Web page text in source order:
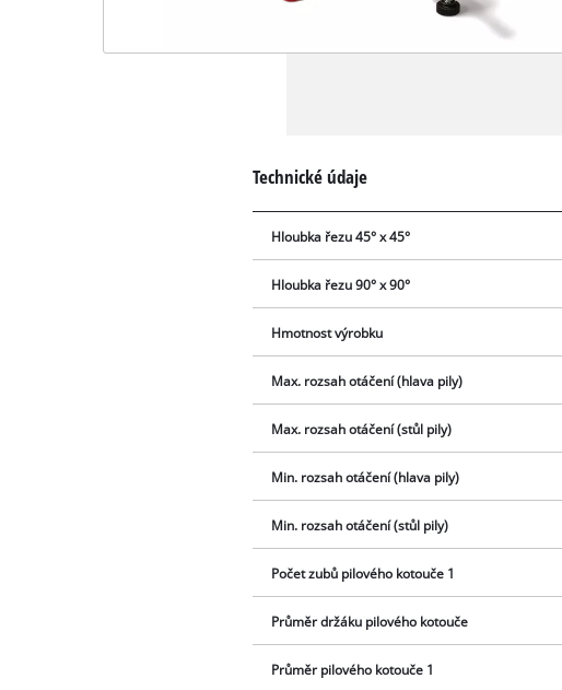
Technické údaje
Hloubka řezu 45° x 45°
Hloubka řezu 90° x 90°
Hmotnost výrobku
Max. rozsah otáčení (hlava pily)
Max. rozsah otáčení (stůl pily)
Min. rozsah otáčení (hlava pily)
Min. rozsah otáčení (stůl pily)
Počet zubů pilového kotouče 1
Průměr držáku pilového kotouče
Průměr pilového kotouče 1